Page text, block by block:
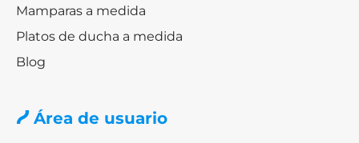
Mamparas a medida
Platos de ducha a medida
Blog
Área de usuario